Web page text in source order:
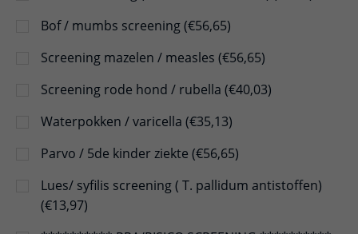
Bof / mumbs screening (€56,65)
Screening mazelen / measles (€56,65)
Screening rode hond / rubella (€40,03)
Waterpokken / varicella (€35,13)
Parvo / 5de kinder ziekte (€56,65)
Lues/ syfilis screening ( T. pallidum antistoffen)
(€13,97)